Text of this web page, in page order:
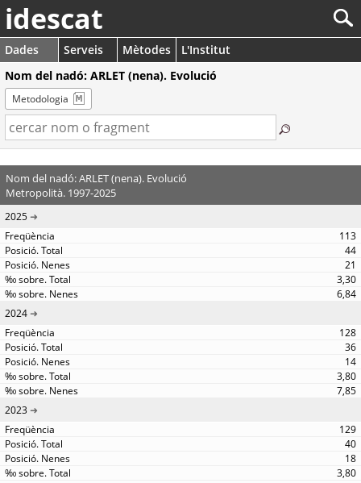
idescat
Dades Serveis Mètodes
L'Institut
Nom del nadó: ARLET (nena). Evolució
Metodologia
Nom del nadó: ARLET (nena). Evolució
Metropolità. 1997-2025
2025
113
44
21
3,30
6,84
2024
128
36
14
3,80
7,85
2023
129
40
18
3,80